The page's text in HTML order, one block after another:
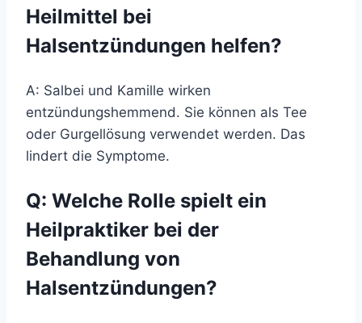
Heilmittel bei
Halsentzündungen helfen?
A: Salbei und Kamille wirken
entzündungshemmend. Sie können als Tee
oder Gurgellösung verwendet werden. Das
lindert die Symptome.
Q: Welche Rolle spielt ein
Heilpraktiker bei der
Behandlung von
Halsentzündungen?